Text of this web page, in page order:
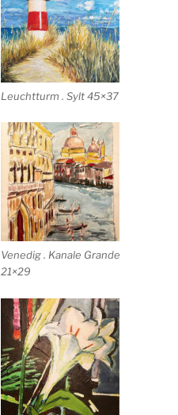
Leuchtturm . Sylt 45×37
Venedig . Kanale Grande
21×29